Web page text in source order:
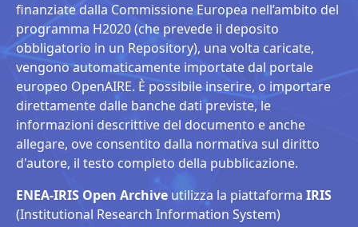
finanziate dalla Commissione Europea nell’ambito del
programma H2020 (che prevede il deposito
obbligatorio in un Repository), una volta caricate,
vengono automaticamente importate dal portale
europeo OpenAIRE. È possibile inserire, o importare
direttamente dalle banche dati previste, le
informazioni descrittive del documento e anche
allegare, ove consentito dalla normativa sul diritto
d'autore, il testo completo della pubblicazione.
ENEA-IRIS Open Archive utilizza la piattaforma IRIS
(Institutional Research Information System)